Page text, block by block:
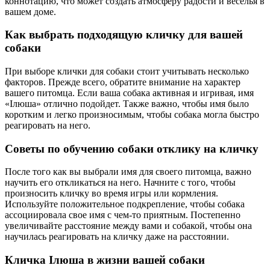
вашем доме.
Как выбрать подходящую кличку для вашей
собаки
При выборе клички для собаки стоит учитывать несколько
факторов. Прежде всего, обратите внимание на характер
вашего питомца. Если ваша собака активная и игривая, имя
«Ілюша» отлично подойдет. Также важно, чтобы имя было
коротким и легко произносимым, чтобы собака могла быстро
реагировать на него.
Советы по обучению собаки отклику на кличку
После того как вы выбрали имя для своего питомца, важно
научить его откликаться на него. Начните с того, чтобы
произносить кличку во время игры или кормления.
Используйте положительное подкрепление, чтобы собака
ассоциировала свое имя с чем-то приятным. Постепенно
увеличивайте расстояние между вами и собакой, чтобы она
научилась реагировать на кличку даже на расстоянии.
Кличка Ілюша в жизни вашей собаки